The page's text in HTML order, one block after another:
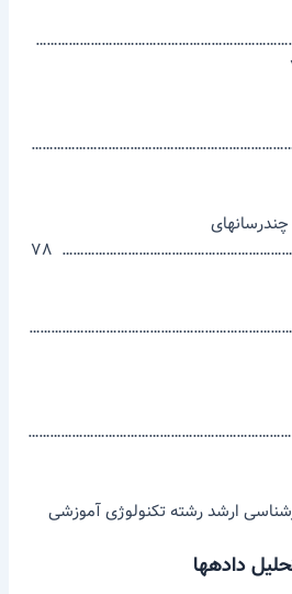
چندرسانه­ای
۷۸
ارشد رشته تکنولوژی آموزشی
داده­ها